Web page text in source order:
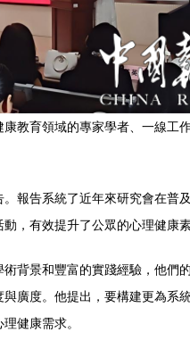
教育領域的專家學者、一線工
報告系統了近年來研究會在普
有效提升了公眾的心理健康
背景和豐富的實踐經驗，他們
廣度。他提出，要構建更為系
健康需求。